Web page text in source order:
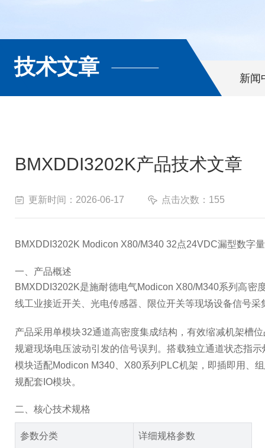
技术文章 新闻
BMXDDI3202K产品技术文章
更新时间：2026-06-17 点击次数：155
BMXDDI3202K Modicon X80/M340 32点24VDC漏型数字
一、产品概述
BMXDDI3202K是施耐德电气Modicon X80/M340系列高
线工业接近开关、光电传感器、限位开关等现场设备信号
产品采用单模块32通道高密度集成结构，有效缩减机架槽
规避现场电压波动引发的信号误判。搭载独立通道状态指
模块适配Modicon M340、X80系列PLC机架，即插即用、
规配套IO模块。
二、核心技术规格
参数分类 详细规格参数